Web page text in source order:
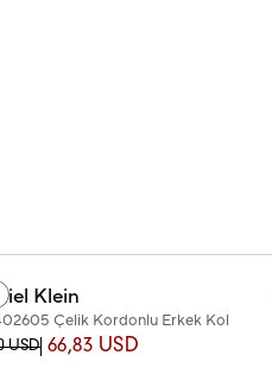
Klein
Çelik Kordonlu Erkek Kol
USD 66,83 USD